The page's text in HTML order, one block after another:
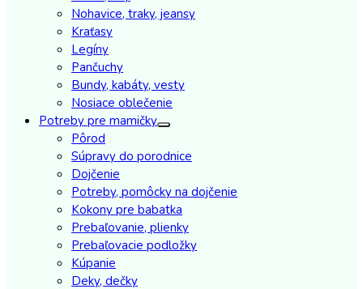
Nohavice, traky, jeansy
Kraťasy
Legíny
Pančuchy
Bundy, kabáty, vesty
Nosiace oblečenie
Potreby pre mamičky
Pôrod
Súpravy do porodnice
Dojčenie
Potreby, pomôcky na dojčenie
Kokony pre babatka
Prebaľovanie, plienky
Prebaľovacie podložky
Kúpanie
Deky, dečky